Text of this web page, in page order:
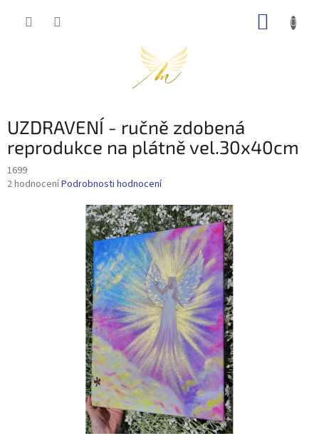
UZDRAVENÍ - ručně zdobená
reprodukce na plátně vel.30x40cm
1699
Průměrné
2 hodnoceníPodrobnosti hodnocení